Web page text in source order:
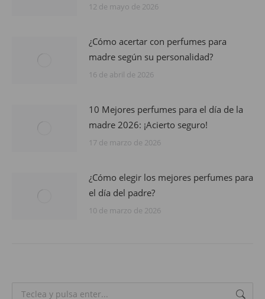
12 de mayo de 2026
¿Cómo acertar con perfumes para
madre según su personalidad?
16 de abril de 2026
10 Mejores perfumes para el día de la
madre 2026: ¡Acierto seguro!
17 de marzo de 2026
¿Cómo elegir los mejores perfumes para
el día del padre?
10 de marzo de 2026
Search: